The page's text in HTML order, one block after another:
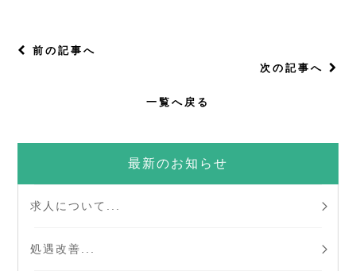
前の記事へ
次の記事へ
一覧へ戻る
最新のお知らせ
求人について...
処遇改善...